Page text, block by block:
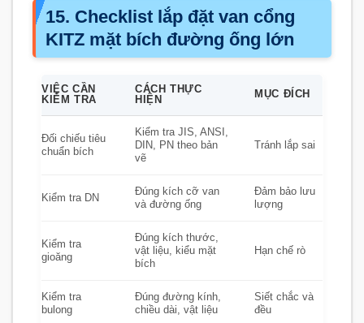
15. Checklist lắp đặt van cổng
KITZ mặt bích đường ống lớn
VIỆC CẦN
KIỂM TRA
CÁCH THỰC
HIỆN
MỤC ĐÍCH
Đối chiếu tiêu
chuẩn bích
Kiểm tra JIS, ANSI,
DIN, PN theo bản
vẽ
Tránh lắp sai
Kiểm tra DN
Đúng kích cỡ van
và đường ống
Đảm bảo lưu
lượng
Kiểm tra
gioăng
Đúng kích thước,
vật liệu, kiểu mặt
bích
Hạn chế rò
Kiểm tra
bulong
Đúng đường kính,
chiều dài, vật liệu
Siết chắc và
đều